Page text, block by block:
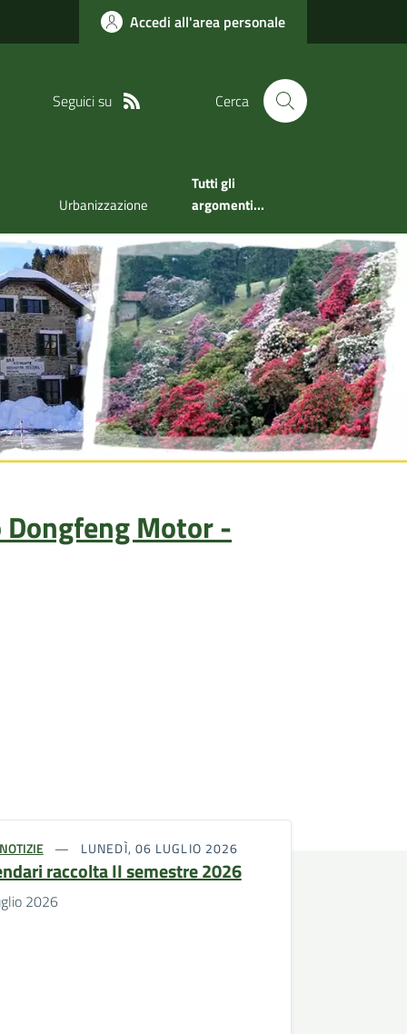
Accedi all'area personale
Seguici su Cerca
Urbanizzazione
Tutti gli
argomenti...
Motor -
NOTIZIE LUNEDÌ, 06 LUGLIO 2026
raccolta II semestre 2026
2026